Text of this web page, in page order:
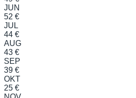
JUN
52 €
JUL
44 €
AUG
43 €
SEP
39 €
OKT
25 €